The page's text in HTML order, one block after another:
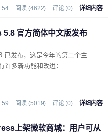
阅读 (4622) 评论 (0) 详细内容
官方简体中文版发布
已发布，这是今年的第二个主
许多新功能和改进：
阅读 (5019) 评论 (0) 详细内容
上架微软商城：用户可从